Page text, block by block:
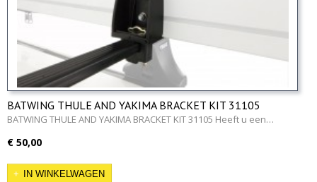
BATWING THULE AND YAKIMA BRACKET KIT 31105
BATWING THULE AND YAKIMA BRACKET KIT 31105 Heeft u een…
€ 50,00
IN WINKELWAGEN